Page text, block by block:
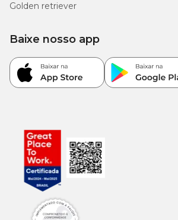
Golden retriever
Baixe nosso app